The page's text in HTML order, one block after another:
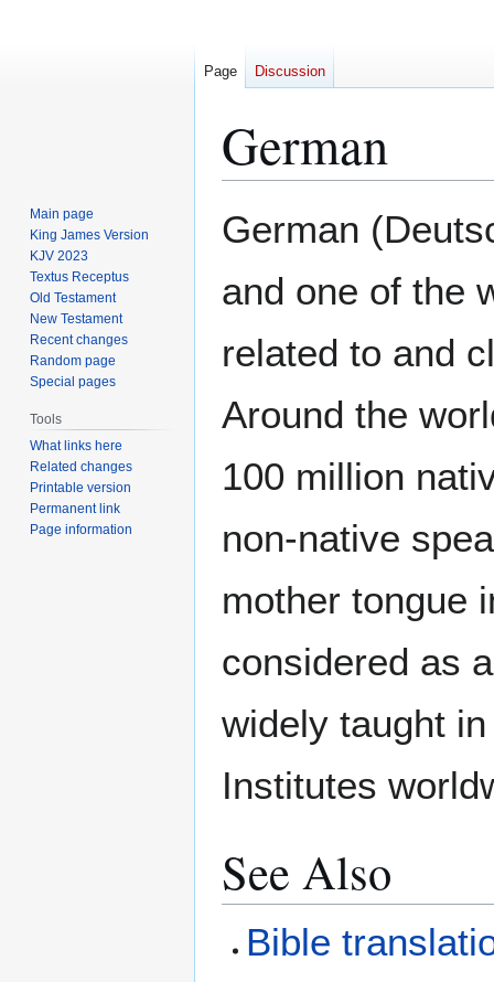
German
to
to
German
and one of the
related to and
Around the
100 million
non-native
mother tongue
considered as
widely taught
Institutes
See Also
Bible
Page Discussion
Main page
King James Version
KJV 2023
Textus Receptus
Old Testament
New Testament
Recent changes
Random page
Special pages
Tools
What links here
Related changes
Printable version
Permanent link
Page information